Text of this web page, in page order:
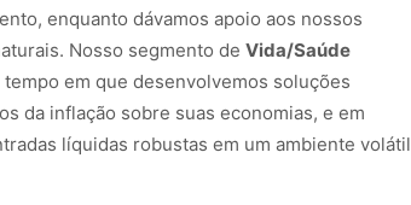
enquanto dávamos apoio aos nossos
Nosso segmento de Vida/Saúde
em que desenvolvemos soluções
da inflação sobre suas economias, e em
líquidas robustas em um ambiente volátil